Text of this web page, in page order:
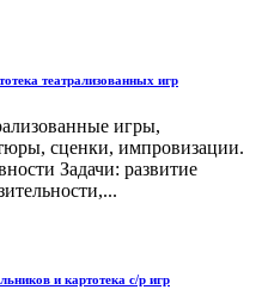
театрализованных игр
игры,
сценки, импровизации.
Задачи: развитие
и картотека с/р игр